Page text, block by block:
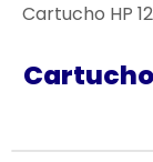
Cartucho HP
Cartucho